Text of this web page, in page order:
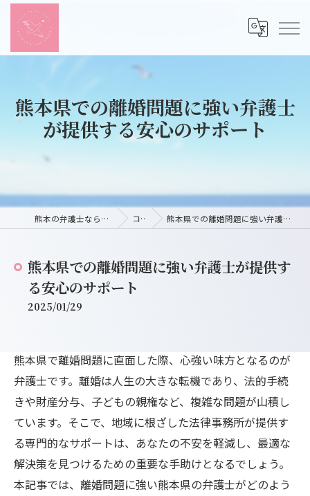
熊本県での離婚問題に強い弁護士
が提供する安心のサポート
熊本の弁護士ならつばさ法律事務所 コラム 熊本県での離婚問題に強い弁護士が提供する安心のサポート
熊本県での離婚問題に強い弁護士が提供す
る安心のサポート
2025/01/29
熊本県で離婚問題に直面した際、心強い味方となるのが
弁護士です。離婚は人生の大きな転機であり、法的手続
きや財産分与、子どもの親権など、複雑な問題が山積し
ています。そこで、地域に根ざした法律事務所が提供す
る専門的なサポートは、あなたの不安を軽減し、最適な
解決策を見つけるための重要な手助けとなるでしょう。
本記事では、離婚問題に強い熊本県の弁護士がどのよう